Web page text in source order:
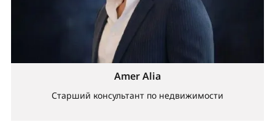
Amer Alia
Старший консультант по недвижимости